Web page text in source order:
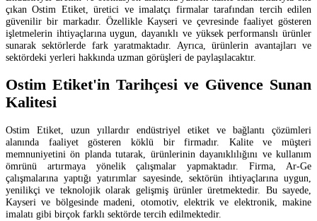
çıkan Ostim Etiket, üretici ve imalatçı firmalar tarafından tercih edilen
güvenilir bir markadır. Özellikle Kayseri ve çevresinde faaliyet gösteren
işletmelerin ihtiyaçlarına uygun, dayanıklı ve yüksek performanslı ürünler
sunarak sektörlerde fark yaratmaktadır. Ayrıca, ürünlerin avantajları ve
sektördeki yerleri hakkında uzman görüşleri de paylaşılacaktır.
Ostim Etiket'in Tarihçesi ve Güvence Sunan
Kalitesi
Ostim Etiket, uzun yıllardır endüstriyel etiket ve bağlantı çözümleri
alanında faaliyet gösteren köklü bir firmadır. Kalite ve müşteri
memnuniyetini ön planda tutarak, ürünlerinin dayanıklılığını ve kullanım
ömrünü artırmaya yönelik çalışmalar yapmaktadır. Firma, Ar-Ge
çalışmalarına yaptığı yatırımlar sayesinde, sektörün ihtiyaçlarına uygun,
yenilikçi ve teknolojik olarak gelişmiş ürünler üretmektedir. Bu sayede,
Kayseri ve bölgesinde madeni, otomotiv, elektrik ve elektronik, makine
imalatı gibi birçok farklı sektörde tercih edilmektedir.